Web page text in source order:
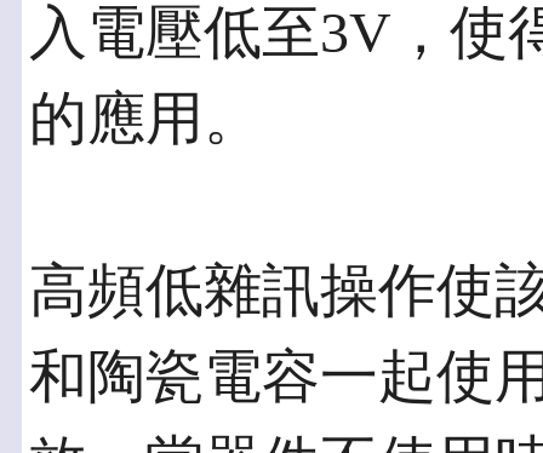
入電壓低至3V，使
的應用。
高頻低雜訊操作使
和陶瓷電容一起使